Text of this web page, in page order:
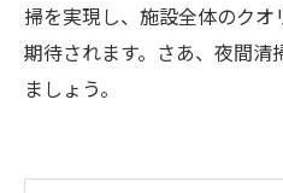
掃を実現し、施設全体のク
期待されます。さあ、夜間清
ましょう。